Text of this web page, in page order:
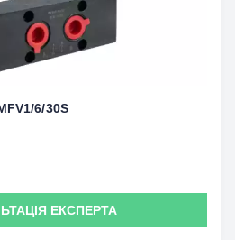
6/30S
ЕКСПЕРТА